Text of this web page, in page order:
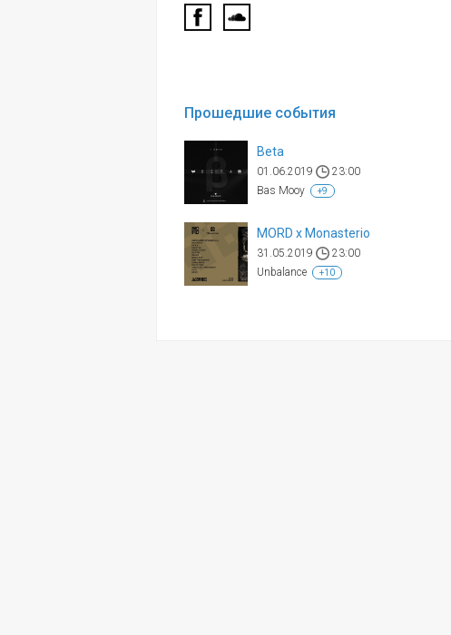
Прошедшие события
Beta
01.06.2019
23:00
Bas Mooy
+9
MORD x Monasterio
31.05.2019
23:00
Unbalance
+10